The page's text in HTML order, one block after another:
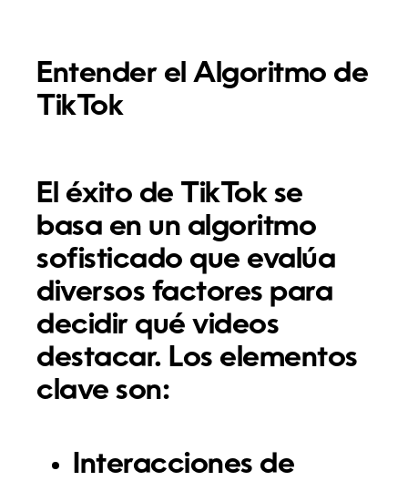
Entender el Algoritmo de
TikTok
El éxito de TikTok se
basa en un algoritmo
sofisticado que evalúa
diversos factores para
decidir qué videos
destacar. Los elementos
clave son:
Interacciones de